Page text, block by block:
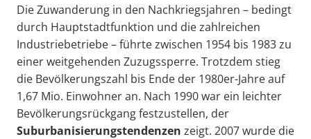
Die Zuwanderung in den Nachkriegsjahren – bedingt
durch Hauptstadtfunktion und die zahlreichen
Industriebetriebe – führte zwischen 1954 bis 1983 zu
einer weitgehenden Zuzugssperre. Trotzdem stieg
die Bevölkerungszahl bis Ende der 1980er-Jahre auf
1,67 Mio. Einwohner an. Nach 1990 war ein leichter
Bevölkerungsrückgang festzustellen, der
Suburbanisierungstendenzen zeigt. 2007 wurde die